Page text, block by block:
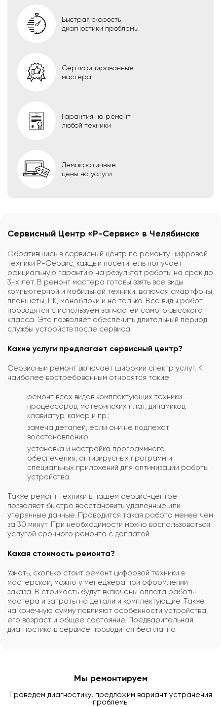
Быстрая скорость
диагностики проблемы
Сертифицированные
мастера
Гарантия на ремонт
любой техники
Демократичные
цены на услуги
Сервисный Центр «Р-Сервис» в Челябинске
Обратившись в сервисный центр по ремонту цифровой
техники Р-Сервис, каждый посетитель получает
официальную гарантию на результат работы на срок до
3-х лет. В ремонт мастера готовы взять все виды
компьютерной и мобильной техники, включая смартфоны,
планшеты, ПК, моноблоки и не только. Все виды работ
проводятся с используем запчастей самого высокого
класса. Это позволяет обеспечить длительный период
службы устройств после сервиса.
Какие услуги предлагает сервисный центр?
Сервисный ремонт включает широкий спектр услуг. К
наиболее востребованным относятся такие:
ремонт всех видов комплектующих техники –
процессоров, материнских плат, динамиков,
клавиатур, камер и пр.;
замена деталей, если они не подлежат
восстановлению;
установка и настройка программного
обеспечения, антивирусных программ и
специальных приложений для оптимизации работы
устройства.
Также ремонт техники в нашем сервис-центре
позволяет быстро восстановить удаленные или
утерянные данные. Проводится такая работа менее чем
за 30 минут. При необходимости можно воспользоваться
услугой срочного ремонта с доплатой.
Какая стоимость ремонта?
Узнать, сколько стоит ремонт цифровой техники в
мастерской, можно у менеджера при оформлении
заказа. В стоимость будут включены оплата работы
мастера и затраты на детали и комплектующие. Также
на конечную сумму повлияют особенности устройства,
его возраст и общее состояние. Предварительная
диагностика в сервисе проводится бесплатно.
Мы ремонтируем
Проведем диагностику, предложим вариант устранения
проблемы